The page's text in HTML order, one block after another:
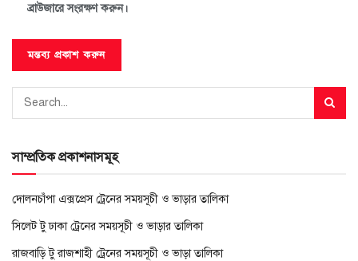
ব্রাউজারে সংরক্ষণ করুন।
সাম্প্রতিক প্রকাশনাসমূহ
দোলনচাঁপা এক্সপ্রেস ট্রেনের সময়সূচী ও ভাড়ার তালিকা
সিলেট টু ঢাকা ট্রেনের সময়সূচী ও ভাড়ার তালিকা
রাজবাড়ি টু রাজশাহী ট্রেনের সময়সূচী ও ভাড়া তালিকা